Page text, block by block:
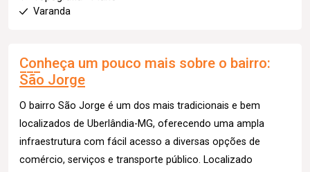
Varanda
Conheça um pouco mais sobre o bairro:
São Jorge
O bairro São Jorge é um dos mais tradicionais e bem
localizados de Uberlândia-MG, oferecendo uma ampla
infraestrutura com fácil acesso a diversas opções de
comércio, serviços e transporte público. Localizado